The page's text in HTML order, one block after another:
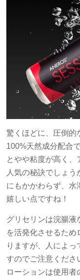
驚くほどに、圧倒的
100%天然成分配合
とやや粘度が高く
人気の秘訣でしょう
にもかかわらず、水
嬉しい点ですね！
グリセリンは浣腸液
を活発化させるため
りますが、人によっ
すのでご注意くださ
ローションは使用者